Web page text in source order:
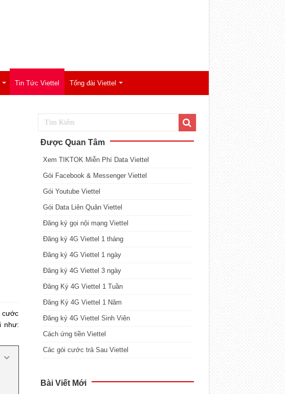
Tin Tức Viettel Tổng đài Viettel
cước
như:
Được Quan Tâm
Xem TIKTOK Miễn Phí Data Viettel
Gói Facebook & Messenger Viettel
Gói Youtube Viettel
Gói Data Liên Quân Viettel
Đăng ký gọi nội mạng Viettel
Đăng ký 4G Viettel 1 tháng
Đăng ký 4G Viettel 1 ngày
Đăng ký 4G Viettel 3 ngày
Đăng Ký 4G Viettel 1 Tuần
Đăng Ký 4G Viettel 1 Năm
Đăng ký 4G Viettel Sinh Viên
Cách ứng tiền Viettel
Các gói cước trả Sau Viettel
Bài Viết Mới